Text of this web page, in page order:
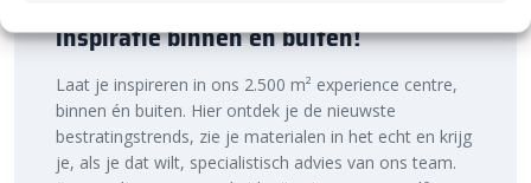
inspiratie binnen én buiten!
Laat je inspireren in ons 2.500 m² experience centre,
binnen én buiten. Hier ontdek je de nieuwste
bestratingstrends, zie je materialen in het echt en krijg
je, als je dat wilt, specialistisch advies van ons team.